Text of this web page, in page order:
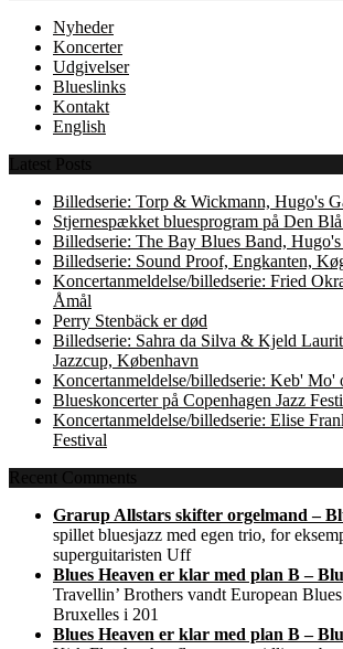
Nyheder
Koncerter
Udgivelser
Blueslinks
Kontakt
English
Latest Posts
Billedserie: Torp & Wickmann, Hugo's
Stjernespækket bluesprogram på Den
Billedserie: The Bay Blues Band,
Billedserie: Sound Proof, Engkanten,
Koncertanmeldelse/billedserie: Fried
Åmål
Perry Stenbäck er død
Billedserie: Sahra da Silva & Kjeld
Jazzcup, København
Koncertanmeldelse/billedserie: Keb' Mo'
Blueskoncerter på Copenhagen Jazz
Koncertanmeldelse/billedserie: Elise
Festival
Recent Comments
Grarup Allstars skifter orgelmand –
spillet bluesjazz med egen trio, for
superguitaristen Uff
Blues Heaven er klar med plan B –
Travellin’ Brothers vandt European
Bruxelles i 201
Blues Heaven er klar med plan B –